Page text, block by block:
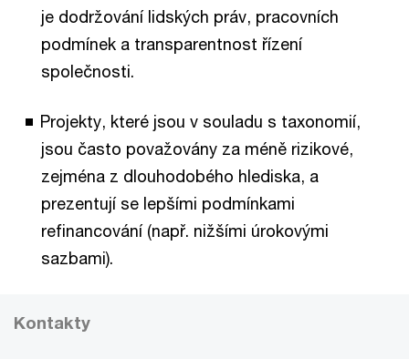
je dodržování lidských práv, pracovních
podmínek a transparentnost řízení
společnosti.
Projekty, které jsou v souladu s taxonomií,
jsou často považovány za méně rizikové,
zejména z dlouhodobého hlediska, a
prezentují se lepšími podmínkami
refinancování (např. nižšími úrokovými
sazbami).
Kontakty